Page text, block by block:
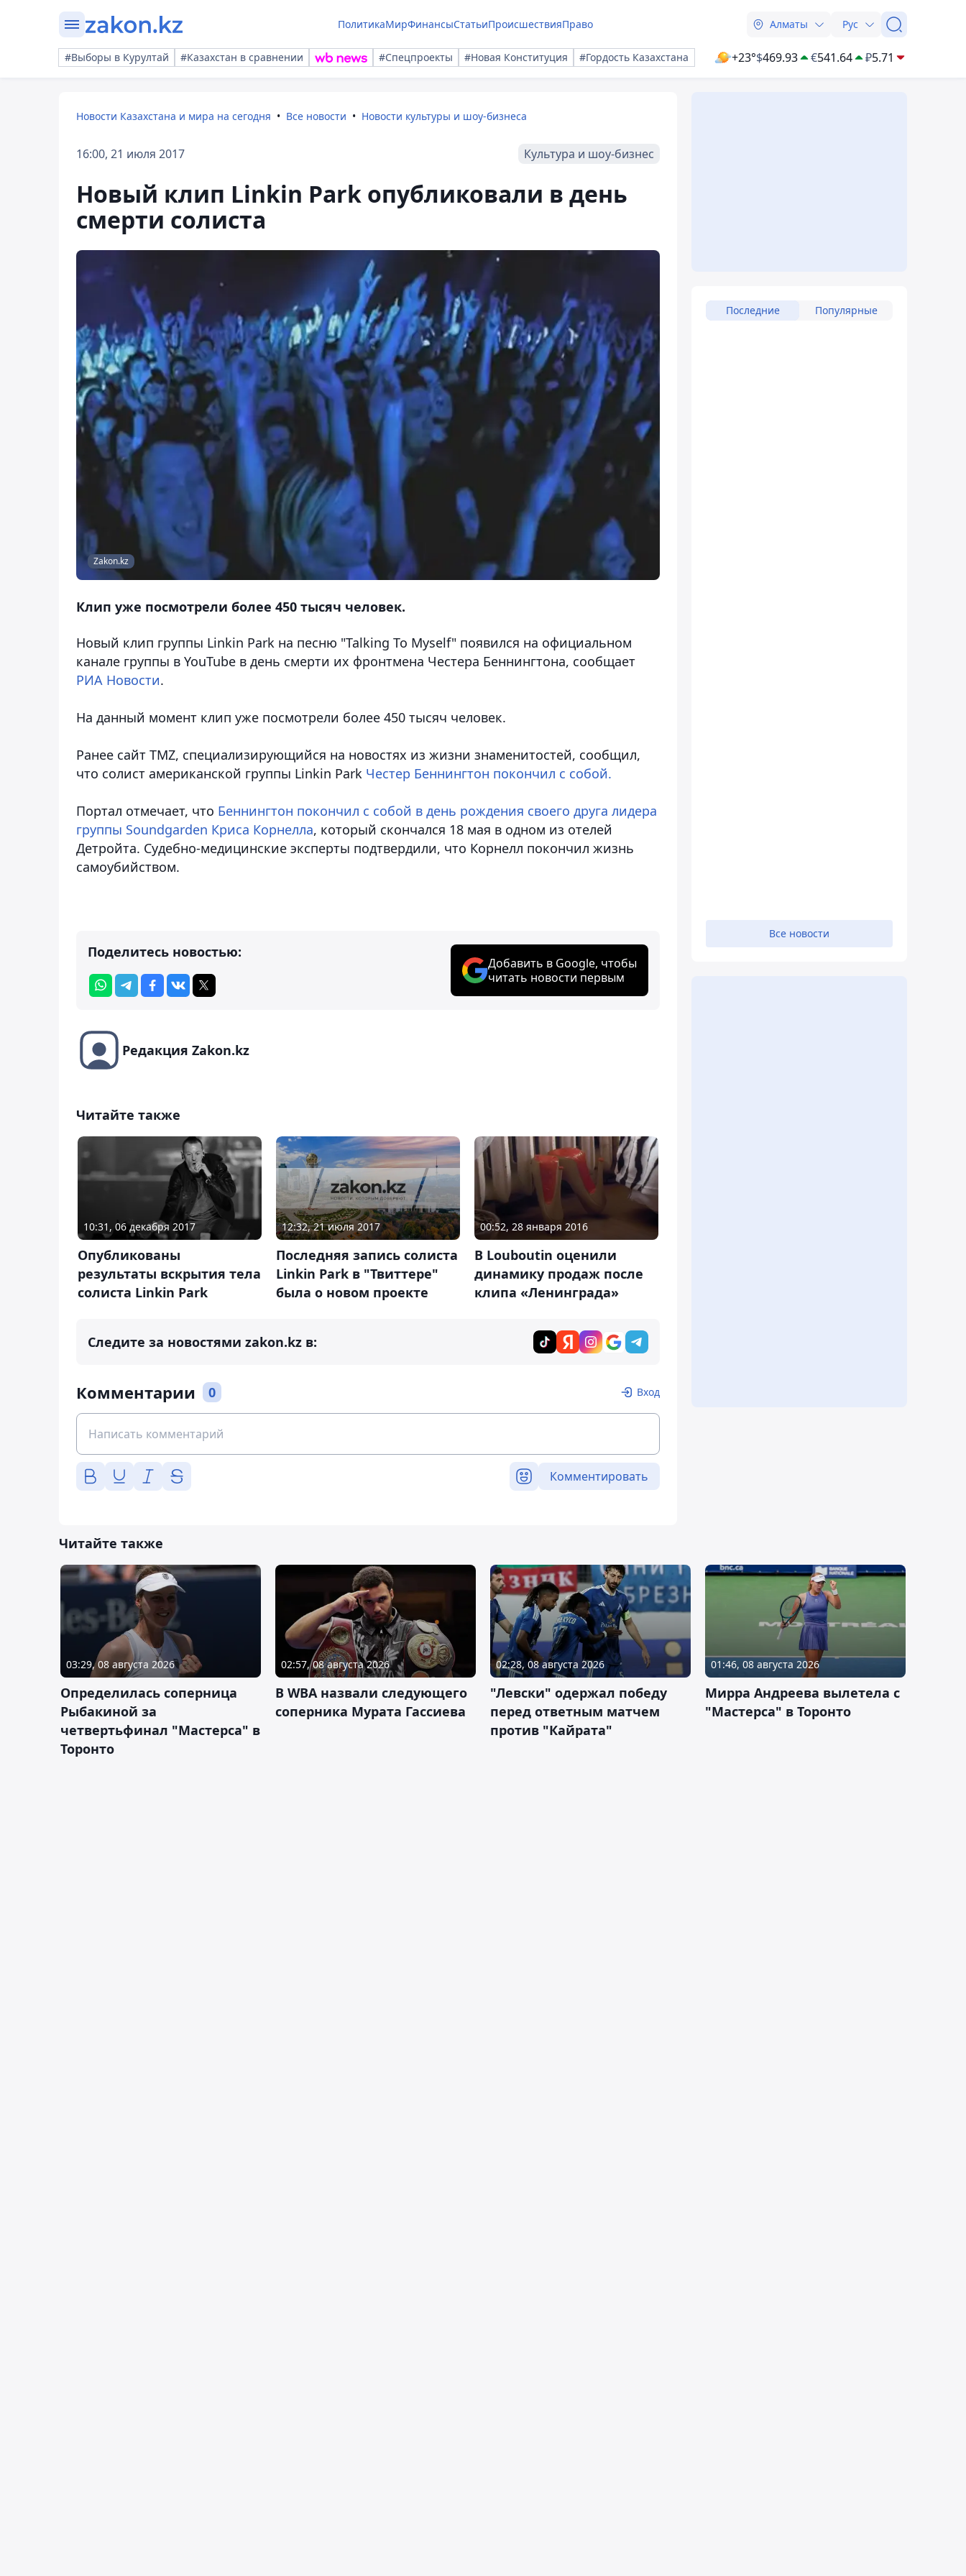
ПолитикаМирФинансыСтатьиПроисшествияПраво Алматы Рус
#Выборы в Курултай #Казахстан в сравнении #Спецпроекты #Новая Конституция #Гордость Казахстана +23°$469.93 €541.64 ₽5.71
Новости Казахстана и мира на сегодня Все новости Новости культуры и шоу-бизнеса
16:00, 21 июля 2017 Культура и шоу-бизнес
Новый клип Linkin Park опубликовали в день
смерти солиста
Zakon.kz
Клип уже посмотрели более 450 тысяч человек.
Новый клип группы Linkin Park на песню "Talking To Myself" появился на официальном
канале группы в YouTube в день смерти их фронтмена Честера Беннингтона, сообщает
РИА Новости.
На данный момент клип уже посмотрели более 450 тысяч человек.
Ранее сайт TMZ, специализирующийся на новостях из жизни знаменитостей, сообщил,
что солист американской группы Linkin Park Честер Беннингтон покончил с собой.
Портал отмечает, что Беннингтон покончил с собой в день рождения своего друга лидера
группы Soundgarden Криса Корнелла, который скончался 18 мая в одном из отелей
Детройта. Судебно-медицинские эксперты подтвердили, что Корнелл покончил жизнь
самоубийством.
Поделитесь новостью:
Добавить в Google, чтобы
читать новости первым
Редакция Zakon.kz
Читайте также
10:31, 06 декабря 2017
Опубликованы
результаты вскрытия тела
солиста Linkin Park
12:32, 21 июля 2017
Последняя запись солиста
Linkin Park в "Твиттере"
была о новом проекте
00:52, 28 января 2016
В Louboutin оценили
динамику продаж после
клипа «Ленинграда»
Следите за новостями zakon.kz в:
Комментарии 0 Вход
Комментировать
Последние Популярные
Все новости
Читайте также
03:29, 08 августа 2026
Определилась соперница
Рыбакиной за
четвертьфинал "Мастерса" в
Торонто
02:57, 08 августа 2026
В WBA назвали следующего
соперника Мурата Гассиева
02:28, 08 августа 2026
"Левски" одержал победу
перед ответным матчем
против "Кайрата"
01:46, 08 августа 2026
Мирра Андреева вылетела с
"Мастерса" в Торонто